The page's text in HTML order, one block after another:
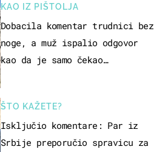
KAO IZ PIŠTOLJA
Dobacila komentar trudnici bez
noge, a muž ispalio odgovor
kao da je samo čekao…
ŠTO KAŽETE?
Isključio komentare: Par iz
Srbije preporučio spravicu za